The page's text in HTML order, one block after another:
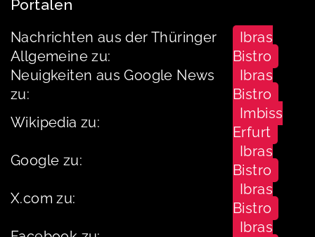
Portalen
Nachrichten aus der Thüringer
Allgemeine zu:
Ibras
Bistro
Neuigkeiten aus Google News
zu:
Ibras
Bistro
Wikipedia zu:
Imbiss
Erfurt
Google zu:
Ibras
Bistro
X.com zu:
Ibras
Bistro
Ibras